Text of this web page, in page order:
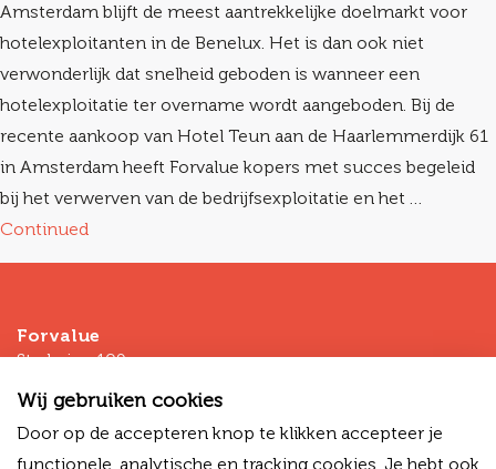
Amsterdam blijft de meest aantrekkelijke doelmarkt voor
hotelexploitanten in de Benelux. Het is dan ook niet
verwonderlijk dat snelheid geboden is wanneer een
hotelexploitatie ter overname wordt aangeboden. Bij de
recente aankoop van Hotel Teun aan de Haarlemmerdijk 61
in Amsterdam heeft Forvalue kopers met succes begeleid
bij het verwerven van de bedrijfsexploitatie en het …
Continued
Forvalue
Stadsring 109
T
+31 (0)33 - 80 03 225
Wij gebruiken cookies
Door op de accepteren knop te klikken accepteer je
functionele, analytische en tracking cookies. Je hebt ook